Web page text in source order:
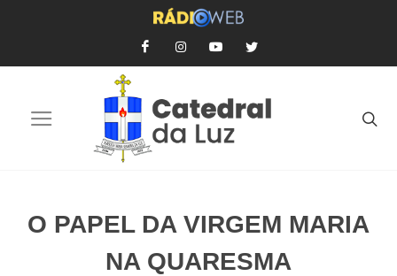
O PAPEL DA VIRGEM MARIA
NA QUARESMA